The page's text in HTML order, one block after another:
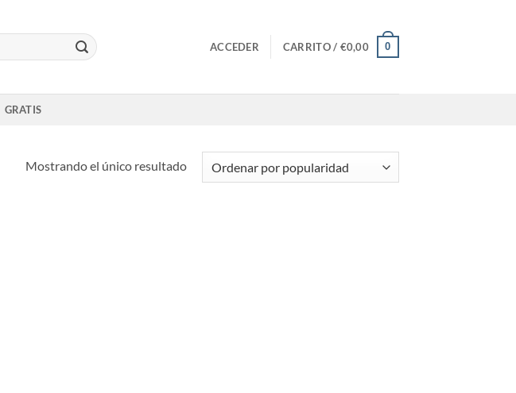
ACCEDER CARRITO / €0,00 0
GRATIS
Mostrando el único resultado